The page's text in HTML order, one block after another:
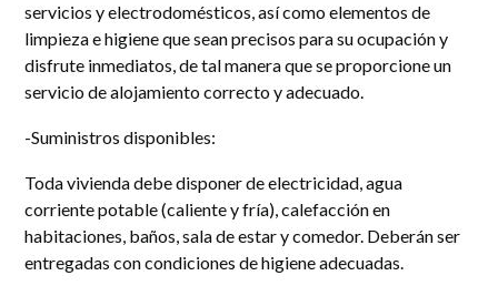
servicios y electrodomésticos, así como elementos de
limpieza e higiene que sean precisos para su ocupación y
disfrute inmediatos, de tal manera que se proporcione un
servicio de alojamiento correcto y adecuado.
-Suministros disponibles:
Toda vivienda debe disponer de electricidad, agua
corriente potable (caliente y fría), calefacción en
habitaciones, baños, sala de estar y comedor. Deberán ser
entregadas con condiciones de higiene adecuadas.